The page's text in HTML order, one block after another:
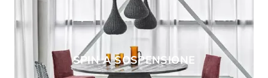
SPIN A SOSPENSIONE